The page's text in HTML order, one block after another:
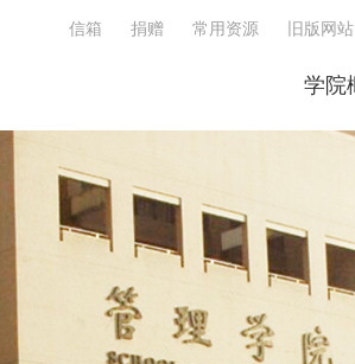
信箱 捐赠 常用资源 旧版网站
学院